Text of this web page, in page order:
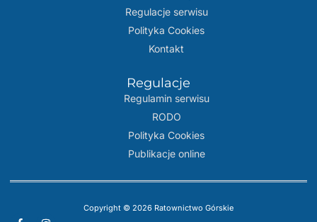
Regulacje serwisu
Polityka Cookies
Kontakt
Regulacje
Regulamin serwisu
RODO
Polityka Cookies
Publikacje online
Copyright © 2026 Ratownictwo Górskie